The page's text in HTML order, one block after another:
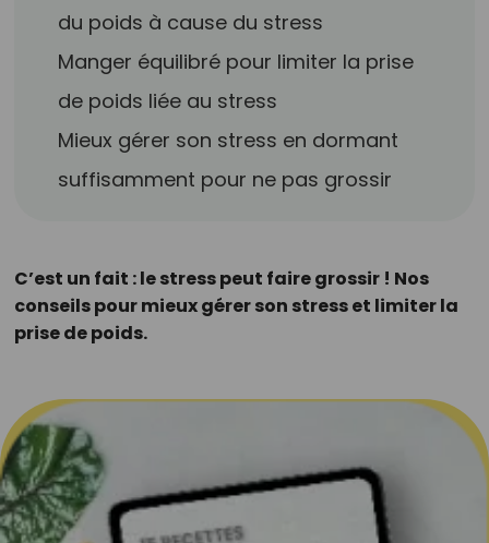
du poids à cause du stress
Manger équilibré pour limiter la prise
de poids liée au stress
Mieux gérer son stress en dormant
suffisamment pour ne pas grossir
C’est un fait : le stress peut faire grossir ! Nos
conseils pour mieux gérer son stress et limiter la
prise de poids.